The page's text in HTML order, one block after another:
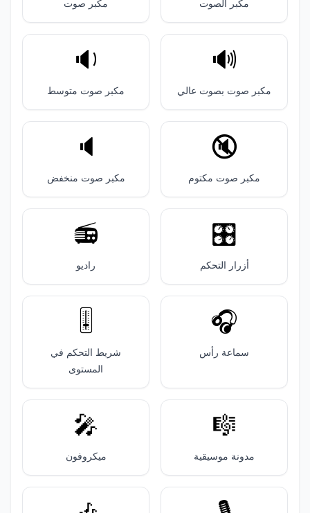
مكبر الصوت مكبر صوت
🔊
مكبر صوت بصوت عالي
🔉
مكبر صوت متوسط
🔇
مكبر صوت مكتوم
🔈️
مكبر صوت منخفض
🎛️
أزرار التحكم
📻️
راديو
🎧️
سماعة رأس
🎚️
شريط التحكم في
المستوى
🎼
مدونة موسيقية
🎤
ميكروفون